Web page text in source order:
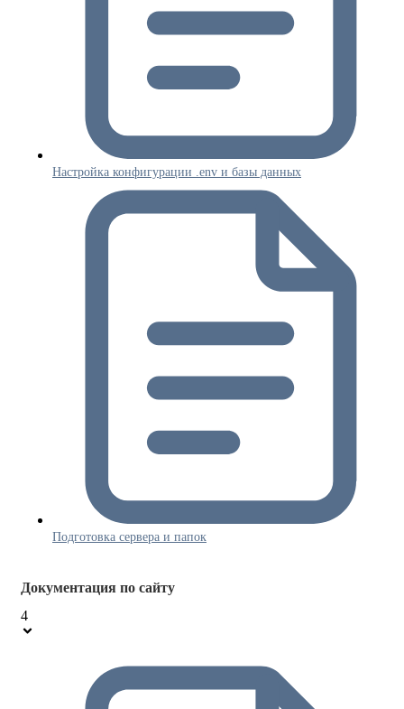
Настройка конфигурации .env и базы данных
Подготовка сервера и папок
Документация по сайту
4